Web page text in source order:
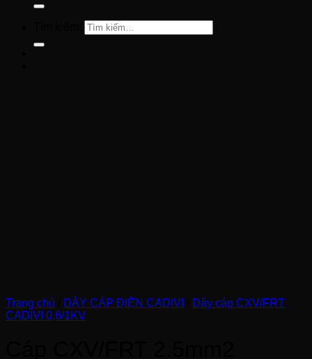
Trang chủ DÂY CÁP ĐIỆN CADIVI
Dây cáp CXV/FRT
CADIVI 0,6/1KV